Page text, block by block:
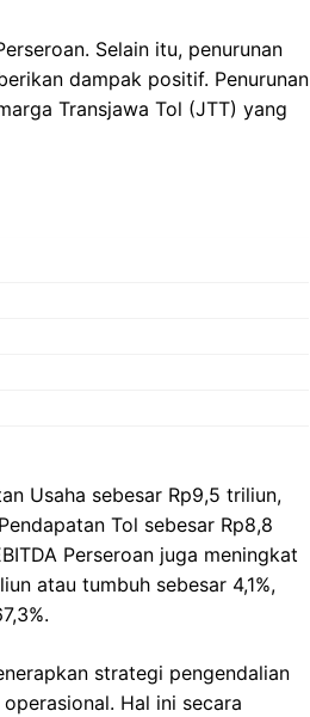
Selain itu, penurunan
dampak positif. Penurunan
Transjawa Tol (JTT) yang
Usaha sebesar Rp9,5 triliun,
Tol sebesar Rp8,8
Perseroan juga meningkat
atau tumbuh sebesar 4,1%,
strategi pengendalian
Hal ini secara